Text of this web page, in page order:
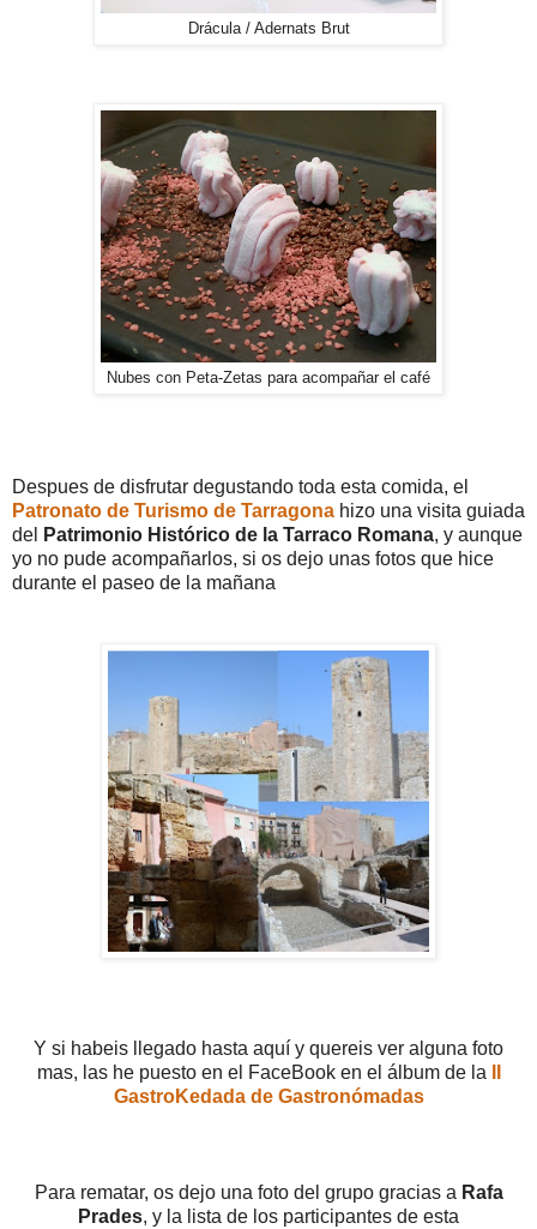
Drácula / Adernats Brut
Nubes con Peta-Zetas para acompañar el café
Despues de disfrutar degustando toda esta comida, el
Patronato de Turismo de Tarragona hizo una visita guiada
del
Patrimonio Histórico de la Tarraco Romana, y aunque
yo no pude acompañarlos, si os dejo unas fotos que hice
durante el paseo de la mañana
Y si habeis llegado hasta aquí y quereis ver alguna foto
mas, las he puesto en el FaceBook en el álbum de la
GastroKedada de Gastronómadas
Para rematar, os dejo una foto del grupo gracias a Rafa
Prades, y la lista de los participantes de esta